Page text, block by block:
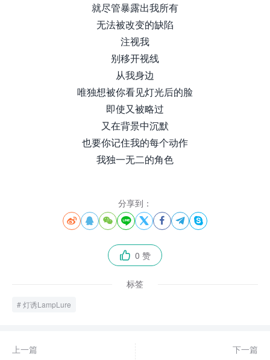
就尽管暴露出我所有
无法被改变的缺陷
注视我
别移开视线
从我身边
唯独想被你看见灯光后的脸
即使又被略过
又在背景中沉默
也要你记住我的每个动作
我独一无二的角色
分享到：
       
 0 赞
标签
灯诱LampLure
上一篇
下一篇